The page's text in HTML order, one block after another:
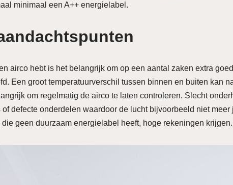
minimaal een A++ energielabel.
airco hebt is het belangrijk om op een aantal zaken extra
Een groot temperatuurverschil tussen binnen en buiten kan
om regelmatig de airco te laten controleren. Slecht
defecte onderdelen waardoor de lucht bijvoorbeeld niet
die geen duurzaam energielabel heeft, hoge rekeningen krijgen.